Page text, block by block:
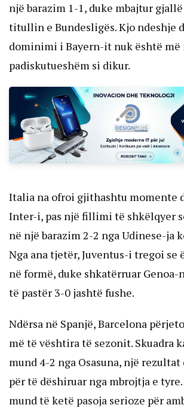
një barazim 1-1, duke mbajtur
titullin e Bundesligës. Kjo ndeshje
dominimi i Bayern-it nuk është më
padiskutueshëm si dikur.
Italia na ofroi gjithashtu momente
Inter-i, pas një fillimi të shkëlqyer
në një barazim 2-2 nga Udinese-ja
Nga ana tjetër, Juventus-i tregoi
në formë, duke shkatërruar
të pastër 3-0 jashtë fushe.
Ndërsa në Spanjë, Barcelona
më të vështira të sezonit. Skuadra
mund 4-2 nga Osasuna, një rezultat
për të dëshiruar nga mbrojtja e
mund të ketë pasoja serioze për